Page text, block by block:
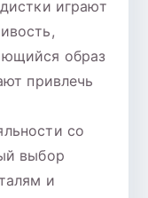
играют
образ
привлечь
со
выбор
и